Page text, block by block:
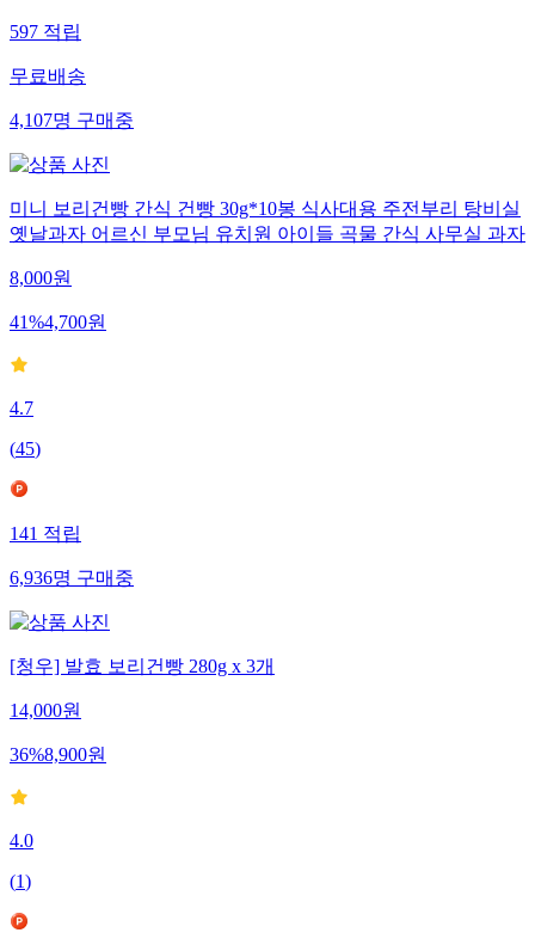
597적립
무료배송
4,107명구매중
미니 보리건빵 간식 건빵 30g*10봉 식사대용 주전부리 탕비실
옛날과자 어르신 부모님 유치원 아이들 곡물 간식 사무실 과자
8,000원
41%4,700원
4.7
(45)
141적립
6,936명구매중
[청우] 발효 보리건빵 280g x 3개
14,000원
36%8,900원
4.0
(1)